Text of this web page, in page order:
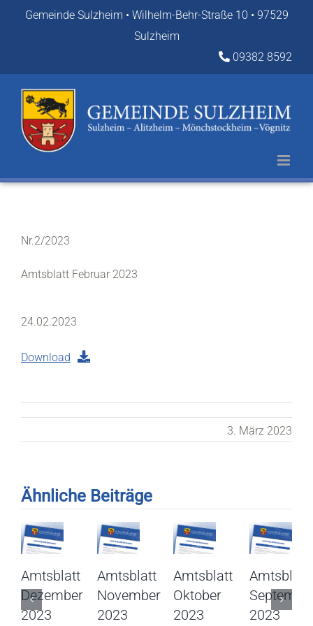
Gemeinde Sulzheim • Wilhelm-Behr-Straße 10 • 97529
Sulzheim
09382 8592
Nr.2/2023
Amtsblatt Februar 2023
24.02.2023
Download
3. März 2023
Ähnliche Beiträge
Amtsblatt
Dezember
2023
Amtsblatt
November
2023
Amtsblatt
Oktober
2023
Amtsblatt
2023